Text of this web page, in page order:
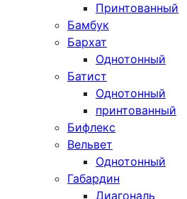
Принтованный
Бамбук
Бархат
Однотонный
Батист
Однотонный
принтованный
Бифлекс
Вельвет
Однотонный
Габардин
Диагональ